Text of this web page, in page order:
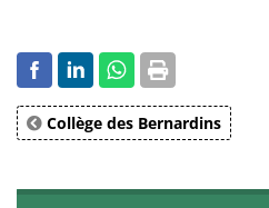
Collège des Bernardins